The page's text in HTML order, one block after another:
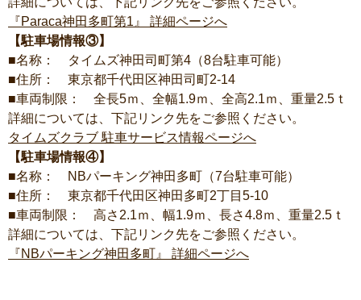
『Paraca神田多町第1』 詳細ページへ
【駐車場情報③】
■名称： タイムズ神田司町第4（8台駐車可能）
■住所： 東京都千代田区神田司町2-14
■車両制限： 全長5ｍ、全幅1.9ｍ、全高2.1ｍ、重量2.5ｔ
詳細については、下記リンク先をご参照ください。
タイムズクラブ 駐車サービス情報ページへ
【駐車場情報④】
■名称： NBパーキング神田多町（7台駐車可能）
■住所： 東京都千代田区神田多町2丁目5-10
■車両制限： 高さ2.1ｍ、幅1.9ｍ、長さ4.8ｍ、重量2.5ｔ
詳細については、下記リンク先をご参照ください。
『NBパーキング神田多町』 詳細ページへ